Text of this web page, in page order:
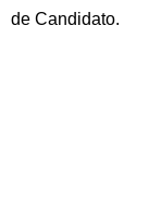
de Candidato.